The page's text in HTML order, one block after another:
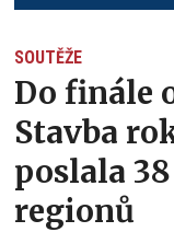
SOUTĚŽE
Do finále
Stavba
poslala
regionů